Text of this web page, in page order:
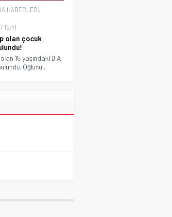
HABERLERİ,
16:41
olan çocuk
olan 15 yaşındaki D.A.
Oğlunu...